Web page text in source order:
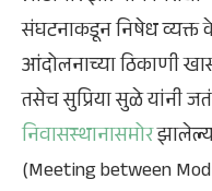
संघटनाकडून निषेध व्यक्त
आंदोलनाच्या ठिकाणी
तसेच सुप्रिया सुळे यांनी
निवासस्थानासमोर
(Meeting between